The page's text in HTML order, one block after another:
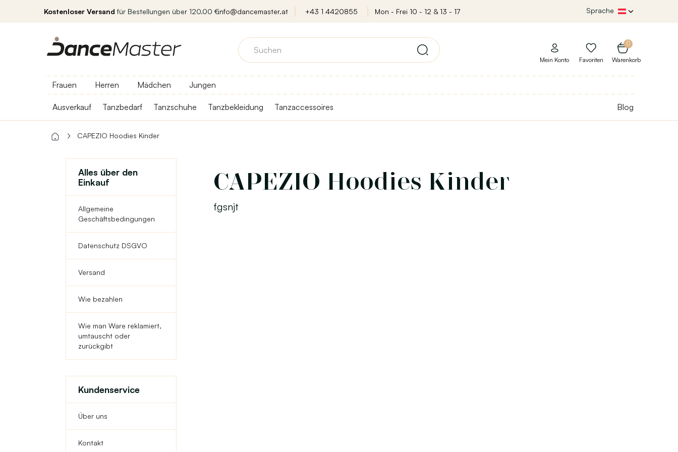
Kostenloser Versand für Bestellungen über 120.00 €info@dancemaster.at +43 1 4420855 Mon - Frei 10 - 12 & 13 - 17 Sprache
0
Warenkorb
Mein Konto Favoriten
Frauen Herren Mädchen Jungen
Ausverkauf Tanzbedarf Tanzschuhe Tanzbekleidung Tanzaccessoires Blog
CAPEZIO Hoodies Kinder
Alles über den
Einkauf
Allgemeine
Geschäftsbedingungen
Datenschutz DSGVO
Versand
Wie bezahlen
Wie man Ware reklamiert,
umtauscht oder
zurückgibt
Kundenservice
Über uns
Kontakt
CAPEZIO Hoodies Kinder
fgsnjt